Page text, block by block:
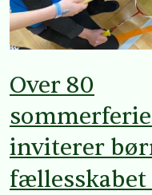
Over 80
inviterer
fællesskabet